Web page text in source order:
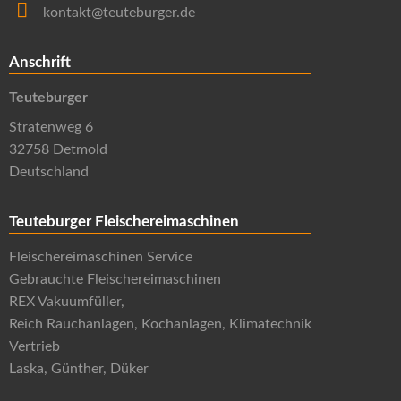
kontakt@teuteburger.de
Anschrift
Teuteburger
Stratenweg 6
32758 Detmold
Deutschland
Teuteburger Fleischereimaschinen
Fleischereimaschinen Service
Gebrauchte Fleischereimaschinen
REX Vakuumfüller,
Reich Rauchanlagen, Kochanlagen, Klimatechnik
Vertrieb
Laska, Günther, Düker